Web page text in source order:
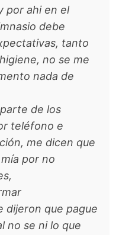
por ahi en el
debe
tanto
no se me
nada de
de los
teléfono e
me dicen que
por no
dijeron que pague
no se ni lo que